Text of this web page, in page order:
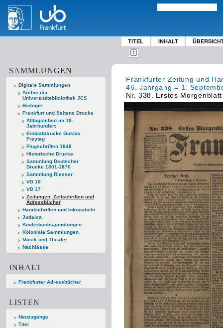
TITEL INHALT
SAMMLUNGEN
Digitale Sammlungen
Archiv der
Universitätsbibliothek JCS
Biologie
Frankfurt und Seltene Drucke
Alltagsleben im 19.
Jahrhundert
Einblattdrucke Gustav
Freytag
Flugschriften 1848
Historische Drucke
Sammlung Deutscher
Drucke 1801-1870
Sammlung Riesser
VD 16
VD 17
Zeitungen, Zeitschriften und
Adressbücher
Handschriften und Inkunabeln
Judaica
Kinderbuchsammlungen
Koloniale Sammlungen
Musik und Theater
Nachlässe
INHALT
Frankfurter Adressbücher
LISTEN
Neuzugänge
Titel
Frankfurter Zeitung und
46. Jahrgang = 1.
Nr. 338. Erstes